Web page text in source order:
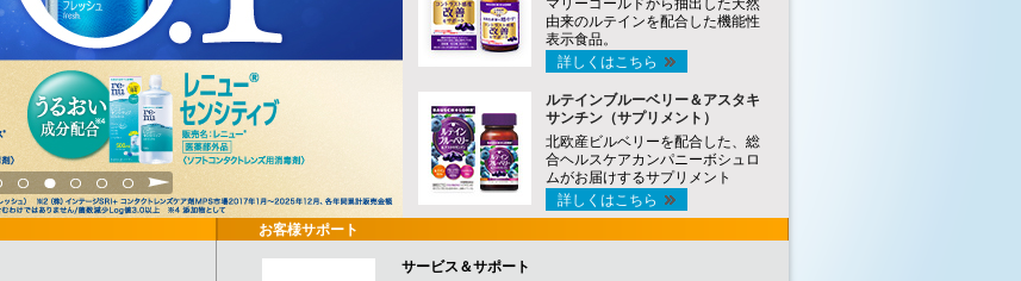
5 6 7 8 9
マリーゴールドから抽出した天然
由来のルテインを配合した機能性
表示食品。
詳しくはこちら
ルテインブルーベリー＆アスタキ
サンチン（サプリメント）
北欧産ビルベリーを配合した、総
合ヘルスケアカンパニーボシュロ
ムがお届けするサプリメント
詳しくはこちら
お客様サポート
サービス＆サポート